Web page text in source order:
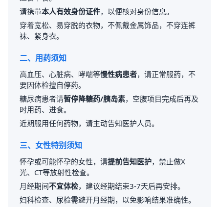
请携带本人有效身份证件，以便核对身份信息。
穿着宽松、易穿脱的衣物，不佩戴金属饰品，不穿连裤
袜、紧身衣。
二、用药须知
高血压、心脏病、哮喘等慢性病患者，请正常服药，不
要因体检擅自停药。
糖尿病患者请暂停降糖药/胰岛素，空腹项目完成后再及
时用药、进食。
近期服用任何药物，请主动告知医护人员。
三、女性特别须知
怀孕或可能怀孕的女性，请提前告知医护，禁止做X
光、CT等放射性检查。
月经期间不宜体检，建议经期结束3-7天后再安排。
妇科检查、尿检需避开月经期，以免影响结果准确性。